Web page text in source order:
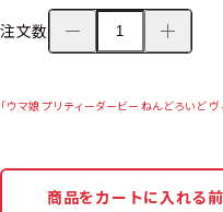
注文数
「ウマ娘 プリティーダービー ねんどろいど
商品をカートに入れる